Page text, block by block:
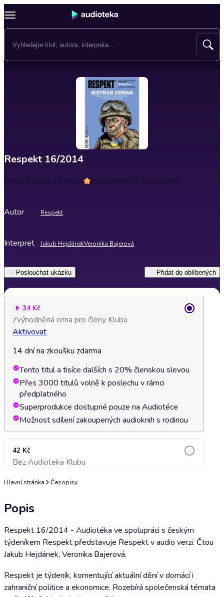
Respekt 16/2014
Délka3 hodin 47 minut Hodnocení5(5 hodnocení)
Autor Respekt
Interpret Jakub HejdánekVeronika Bajerová
Poslouchat ukázku Přidat do oblíbených
34 Kč
Zvýhodněná cena pro členy Klubu
Aktivovat
14 dní na zkoušku zdarma
Tento titul a tisíce dalších s 20% členskou slevou
Přes 3000 titulů volně k poslechu v rámci
předplatného
Superprodukce dostupné pouze na Audiotéce
Možnost sdílení zakoupených audioknih s rodinou
42 Kč
Bez Audioteka KlubuPřidat do košíku
Hlavní stránka Časopisy
Popis
Respekt 16/2014 - Audiotéka ve spolupráci s českým
týdeníkem Respekt představuje Respekt v audio verzi. Čtou
Jakub Hejdánek, Veronika Bajerová.
Respekt je týdeník, komentující aktuální dění v domácí i
zahraniční politice a ekonomice. Rozebírá společenská témata